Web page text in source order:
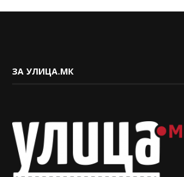
ЗА УЛИЦА.МК